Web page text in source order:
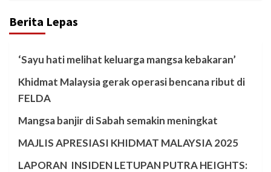
Berita Lepas
‘Sayu hati melihat keluarga mangsa kebakaran’
Khidmat Malaysia gerak operasi bencana ribut di
FELDA
Mangsa banjir di Sabah semakin meningkat
MAJLIS APRESIASI KHIDMAT MALAYSIA 2025
LAPORAN INSIDEN LETUPAN PUTRA HEIGHTS: